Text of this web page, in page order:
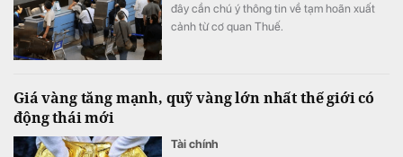
đây cần chú ý thông tin về tạm hoãn xuất
cảnh từ cơ quan Thuế.
Giá vàng tăng mạnh, quỹ vàng lớn nhất thế giới có
động thái mới
Tài chính